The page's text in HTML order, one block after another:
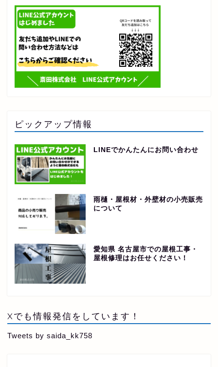
ピックアップ情報
LINEでかんたんにお問い合わせ
雨樋・屋根材・外壁材の小売販売
について
愛知県 名古屋市での屋根工事・
屋根修理はお任せください！
Xでも情報発信をしています！
Tweets by saida_kk758